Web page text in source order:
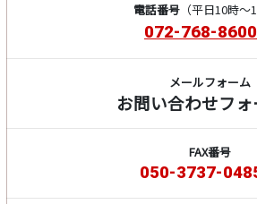
電話番号（平日10時～
072-768-8600
メールフォーム
お問い合わせフォ
FAX番号
050-3737-